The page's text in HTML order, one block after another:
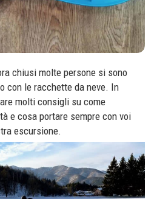
chiusi molte persone si sono
con le racchette da neve. In
molti consigli su come
e cosa portare sempre con voi
escursione.